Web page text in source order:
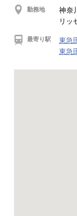
勤務地
神奈
リッ
最寄り駅
東急
東急